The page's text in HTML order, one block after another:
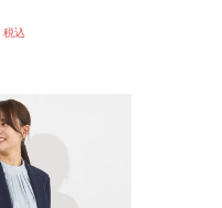
税込